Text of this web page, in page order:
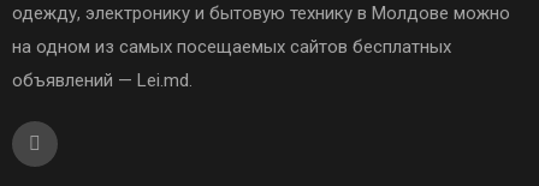
одежду, электронику и бытовую технику в Молдове можно
на одном из самых посещаемых сайтов бесплатных
объявлений — Lei.md.